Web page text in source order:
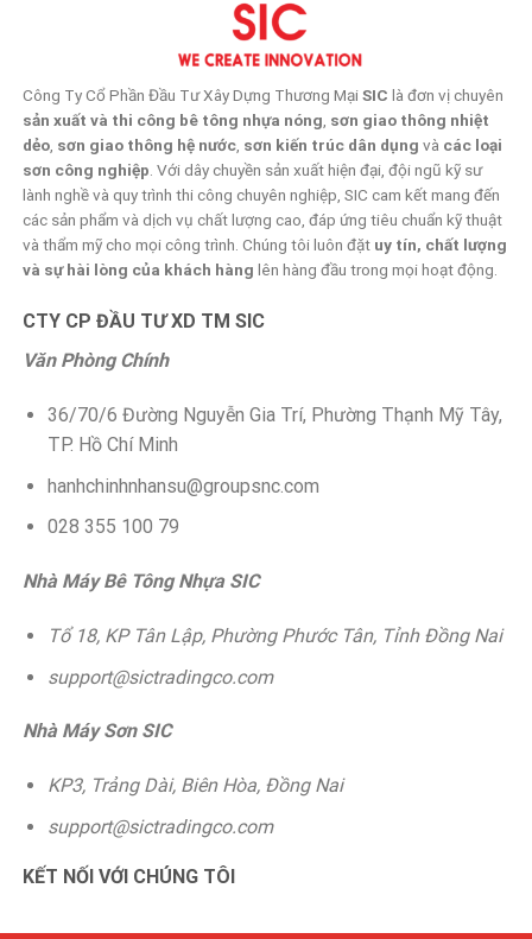
Công Ty Cổ Phần Đầu Tư Xây Dựng Thương MạiSIC là đơn vị chuyên
sản xuất và thi công bê tông nhựa nóng sơn giao thông nhiệt
dẻo sơn giao thông hệ nước sơn kiến trúc dân dụng và các loại
sơn công nghiệp . Với dây chuyền sản xuất hiện đại, đội ngũ kỹ sư
lành nghề và quy trình thi công chuyên nghiệp, SIC cam kết mang đến
các sản phẩm và dịch vụ chất lượng cao, đáp ứng tiêu chuẩn kỹ thuật
và thẩm mỹ cho mọi công trình. Chúng tôi luôn đặt uy tín, chất lượng
và sự hài lòng của khách hàng lên hàng đầu trong mọi hoạt động.
CTY CP ĐẦU TƯ XD TM SIC
Văn Phòng Chính
36/70/6 Đường Nguyễn Gia Trí, Phường Thạnh Mỹ Tây,
TP. Hồ Chí Minh
hanhchinhnhansu@groupsnc.com
028 355 100 79
Nhà Máy Bê Tông Nhựa SIC
Tổ 18, KP Tân Lập, Phường Phước Tân, Tỉnh Đồng Nai
support@sictradingco.com
Nhà Máy Sơn SIC
KP3, Trảng Dài, Biên Hòa, Đồng Nai
support@sictradingco.com
KẾT NỐI VỚI CHÚNG TÔI